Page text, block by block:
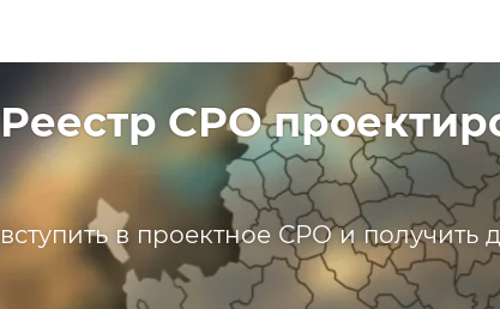
Реестр СРО
вступить в проектное СРО и